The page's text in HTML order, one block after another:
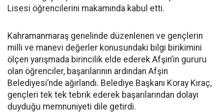
Lisesi öğrencilerini makamında kabul etti.
Kahramanmaraş genelinde düzenlenen ve gençlerin
milli ve manevi değerler konusundaki bilgi birikimini
ölçen yarışmada birincilik elde ederek Afşin’in gururu
olan öğrenciler, başarılarının ardından Afşin
Belediyesi’nde ağırlandı. Belediye Başkanı Koray Kıraç,
gençleri tek tek tebrik ederek başarılarından dolayı
duyduğu memnuniyeti dile getirdi.